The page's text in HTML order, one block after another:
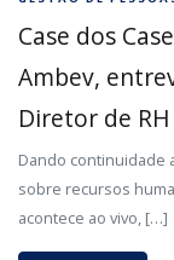
Case dos
Ambev,
Diretor de
Dando continuidade
sobre recursos
acontece ao vivo, […]